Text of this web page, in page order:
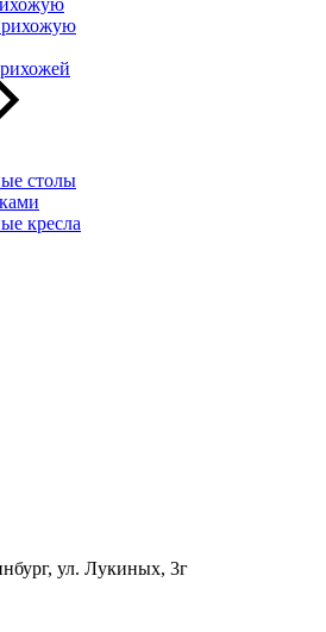
столы
кресла
ул. Лукиных, 3г